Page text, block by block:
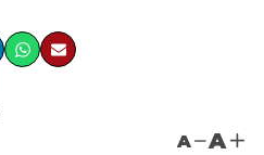
A A